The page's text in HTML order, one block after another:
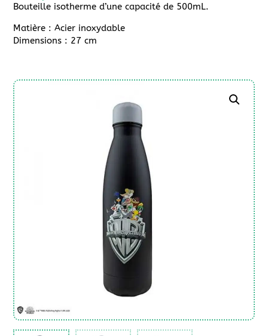
Bouteille isotherme d’une capacité de 500mL.
Matière : Acier inoxydable
Dimensions : 27 cm